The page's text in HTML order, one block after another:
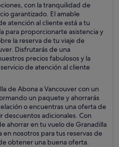
con la tranquilidad de
garantizado. El amable
atención al cliente está a tu
para proporcionarte asistencia y
la reserva de tu viaje de
Disfrutarás de una
precios fabulosos y la
de atención al cliente
de Abona a Vancouver con un
un paquete y ahorrarás
o encuentras una oferta de
descuentos adicionales. Con
ahorrar en tu vuelo de Granadilla
en nosotros para tus reservas de
obtener una buena oferta.